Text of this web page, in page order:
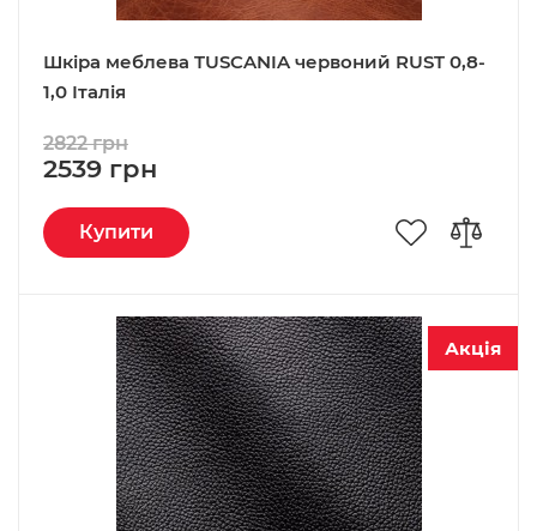
Шкіра меблева TUSCANIA червоний RUST 0,8-
1,0 Італія
2539 грн
2822 грн
Купити
Акція